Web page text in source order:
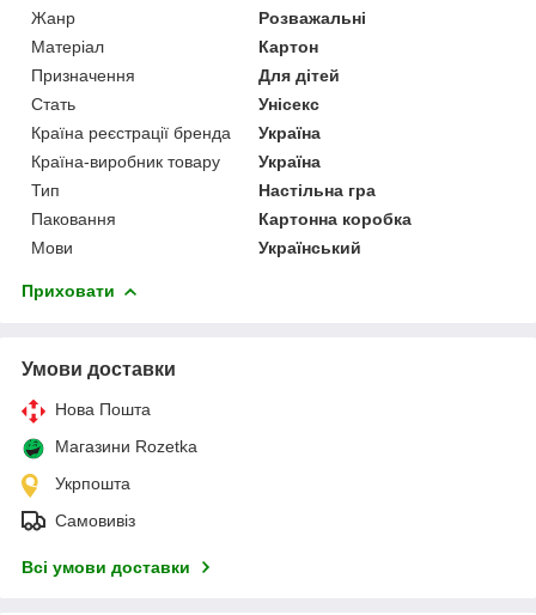
Жанр
Розважальні
Матеріал
Картон
Призначення
Для дітей
Стать
Унісекс
Країна реєстрації бренда
Україна
Країна-виробник товару
Україна
Тип
Настільна гра
Паковання
Картонна коробка
Мови
Український
Приховати
Умови доставки
Нова Пошта
Магазини Rozetka
Укрпошта
Самовивіз
Всі умови доставки